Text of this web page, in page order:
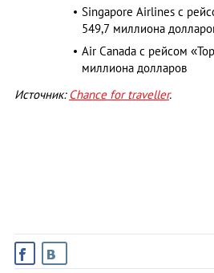
Singapore Airlines с
549,7 миллиона
Air Canada с рейсом
миллиона долларов
Источник: Chance for traveller.